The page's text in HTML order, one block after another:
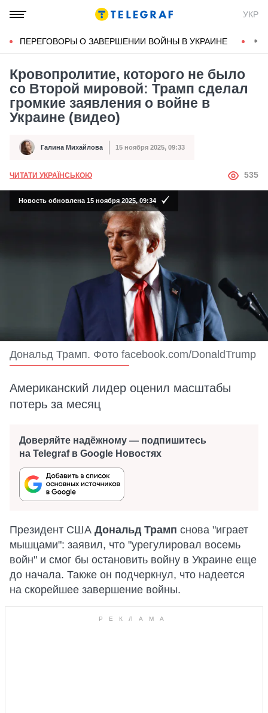
УКР
ПЕРЕГОВОРЫ О ЗАВЕРШЕНИИ ВОЙНЫ В УКРАИНЕ
Кровопролитие, которого не было
со Второй мировой: Трамп сделал
громкие заявления о войне в
Украине (видео)
Автор Галина Михайлова
Дата публикации 15 ноября 2025, 09:33
ЧИТАТИ УКРАЇНСЬКОЮ АВТОР
535
Новость обновлена 15 ноября 2025, 09:34
Дональд Трамп. Фото facebook.com/DonaldTrump
Американский лидер оценил масштабы
потерь за месяц
Доверяйте надёжному — подпишитесь
на Telegraf в Google Новостях
Президент США Дональд Трамп снова "играет
мышцами": заявил, что "урегулировал восемь
войн" и смог бы остановить войну в Украине еще
до начала. Также он подчеркнул, что надеется
на скорейшее завершение войны.